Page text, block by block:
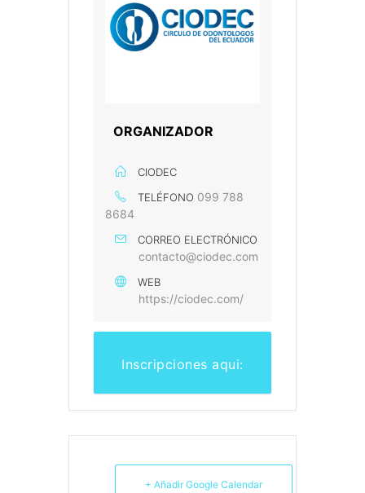
ORGANIZADOR
CIODEC
TELÉFONO 099 788
8684
CORREO ELECTRÓNICO
contacto@ciodec.com
WEB
https://ciodec.com/
Inscripciones aqui:
+ Añadir Google Calendar